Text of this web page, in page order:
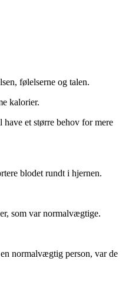
følelserne og talen.
kalorier.
et større behov for mere
blodet rundt i hjernen.
som var normalvægtige.
normalvægtig person, var de